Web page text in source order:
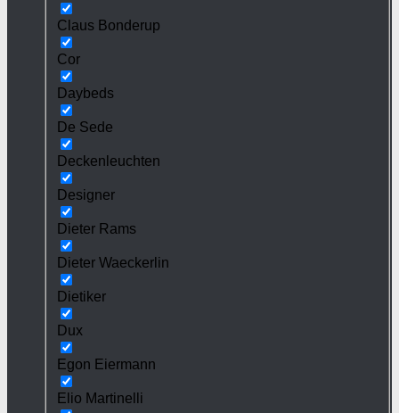
Claus Bonderup
Cor
Daybeds
De Sede
Deckenleuchten
Designer
Dieter Rams
Dieter Waeckerlin
Dietiker
Dux
Egon Eiermann
Elio Martinelli